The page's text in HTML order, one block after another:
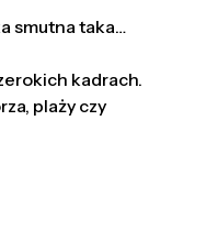
smutna taka…
kadrach.
plaży czy